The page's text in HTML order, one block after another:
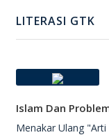
LITERASI GTK
Islam Dan
Menakar Ulang "Arti